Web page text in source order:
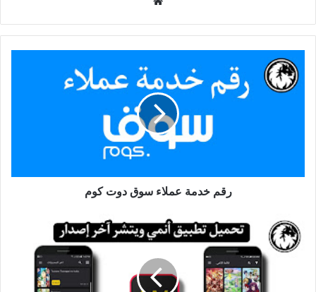
رقم خدمة عملاء سوق دوت كوم